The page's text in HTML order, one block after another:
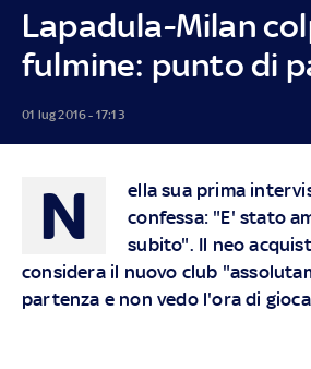
Lapadula-Milan
fulmine: punto di
01 lug 2016 - 17:13
N
ella sua prima
confessa: "E' stato
subito". Il neo
considera il nuovo club
partenza e non vedo l'ora di